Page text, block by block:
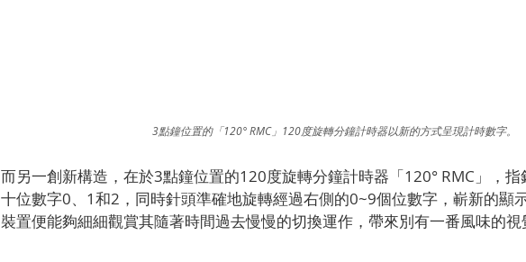
3點鐘位置的「120° RMC」120度旋轉分鐘計時器以新的方式呈現計時數字。
而另一創新構造，在於3點鐘位置的120度旋轉分鐘計時器「120° RMC」，
十位數字0、1和2，同時針頭準確地旋轉經過右側的0~9個位數字，嶄新的顯
裝置便能夠細細觀賞其隨著時間過去慢慢的切換運作，帶來別有一番風味的視